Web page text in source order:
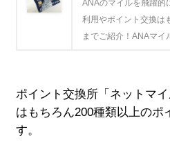
ANAのマイルを飛躍的
利用やポイント交換は
までご紹介！ANAマイ
ポイント交換所「ネットマ
はもちろん200種類以上のポ
す。